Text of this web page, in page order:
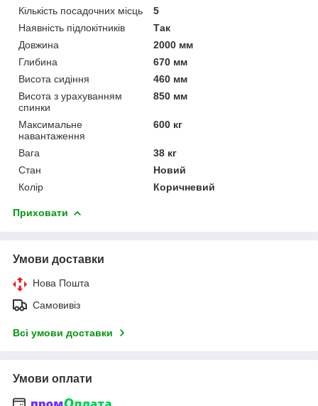
Кількість посадочних місць
5
Наявність підлокітників
Так
Довжина
2000 мм
Глибина
670 мм
Висота сидіння
460 мм
Висота з урахуванням
спинки
850 мм
Максимальне
навантаження
600 кг
Вага
38 кг
Стан
Новий
Колір
Коричневий
Приховати
Умови доставки
Нова Пошта
Самовивіз
Всі умови доставки
Умови оплати